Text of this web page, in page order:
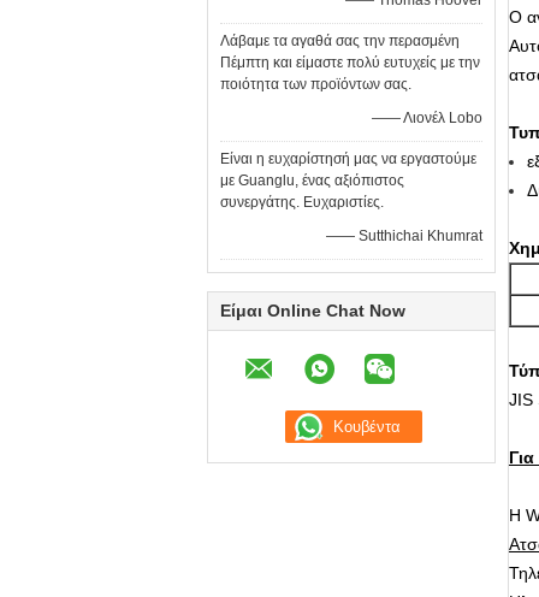
Λάβαμε τα αγαθά σας την περασμένη
Πέμπτη και είμαστε πολύ ευτυχείς με την
ποιότητα των προϊόντων σας.
—— Λιονέλ Lobo
Είναι η ευχαρίστησή μας να εργαστούμε
με Guanglu, ένας αξιόπιστος
συνεργάτης. Ευχαριστίες.
—— Sutthichai Khumrat
Είμαι Online Chat Now
Ο
JIS
Η